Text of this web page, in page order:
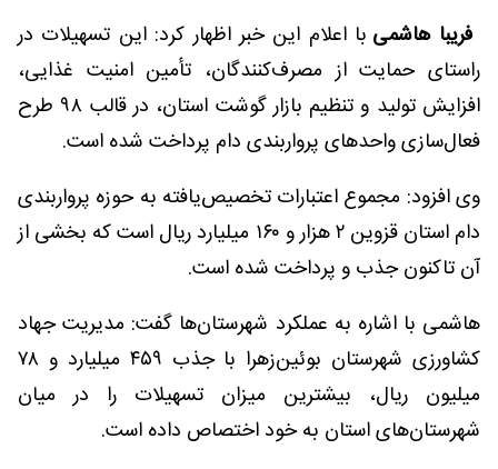
فریبا هاشمی با اعلام این خبر اظهار کرد: این تسهیلات در
راستای حمایت از مصرف‌کنندگان، تأمین امنیت غذایی،
افزایش تولید و تنظیم بازار گوشت استان، در قالب ۹۸ طرح
فعال‌سازی واحدهای پرواربندی دام پرداخت شده است.
وی افزود: مجموع اعتبارات تخصیص‌یافته به حوزه پرواربندی
دام استان قزوین ۲ هزار و ۱۶۰ میلیارد ریال است که بخشی از
آن تاکنون جذب و پرداخت شده است.
هاشمی با اشاره به عملکرد شهرستان‌ها گفت: مدیریت جهاد
کشاورزی شهرستان بوئین‌زهرا با جذب ۴۵۹ میلیارد و ۷۸
میلیون ریال، بیشترین میزان تسهیلات را در میان
شهرستان‌های استان به خود اختصاص داده است.